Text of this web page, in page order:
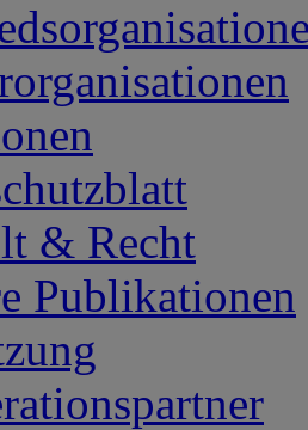
& Recht
Publikationen